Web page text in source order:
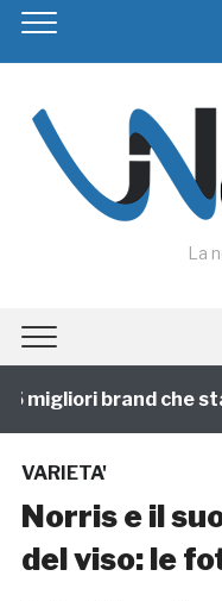
La
brand che
VARIETA'
Norris e il
del viso: le